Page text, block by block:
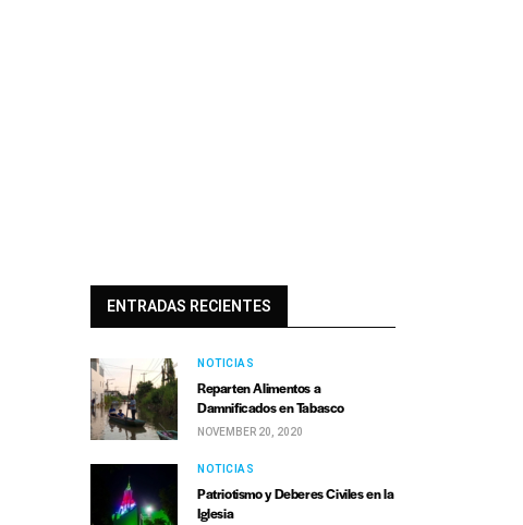
ENTRADAS RECIENTES
NOTICIAS
Reparten Alimentos a
Damnificados en Tabasco
NOVEMBER 20, 2020
NOTICIAS
Patriotismo y Deberes Civiles en la
Iglesia